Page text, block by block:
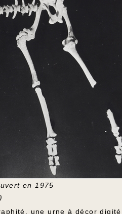
en 1975
une urne à décor